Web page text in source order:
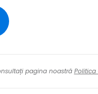
pagina noastră
cu e-mailul